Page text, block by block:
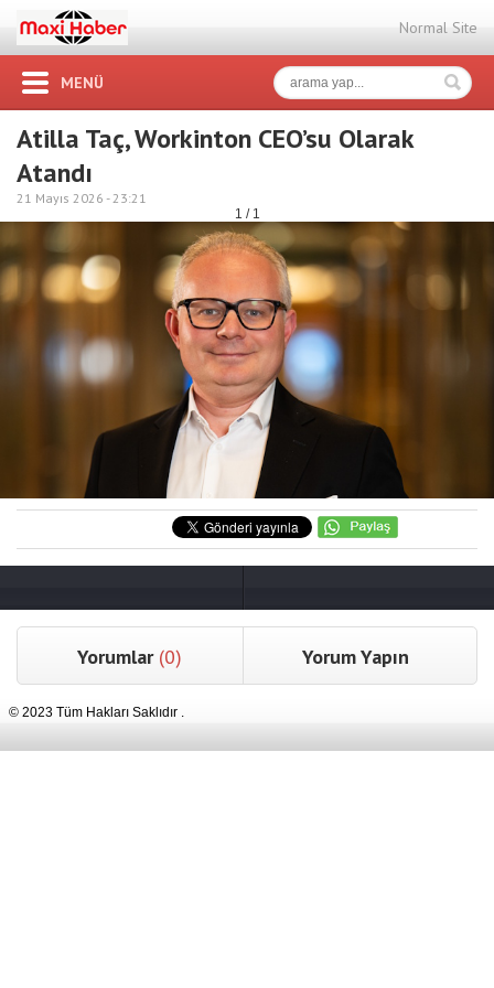
Normal Site
MENÜ
Atilla Taç, Workinton CEO’su Olarak
Atandı
21 Mayıs 2026 -23:21
1 / 1
Yorumlar (0) Yorum Yapın
© 2023 Tüm Hakları Saklıdır .